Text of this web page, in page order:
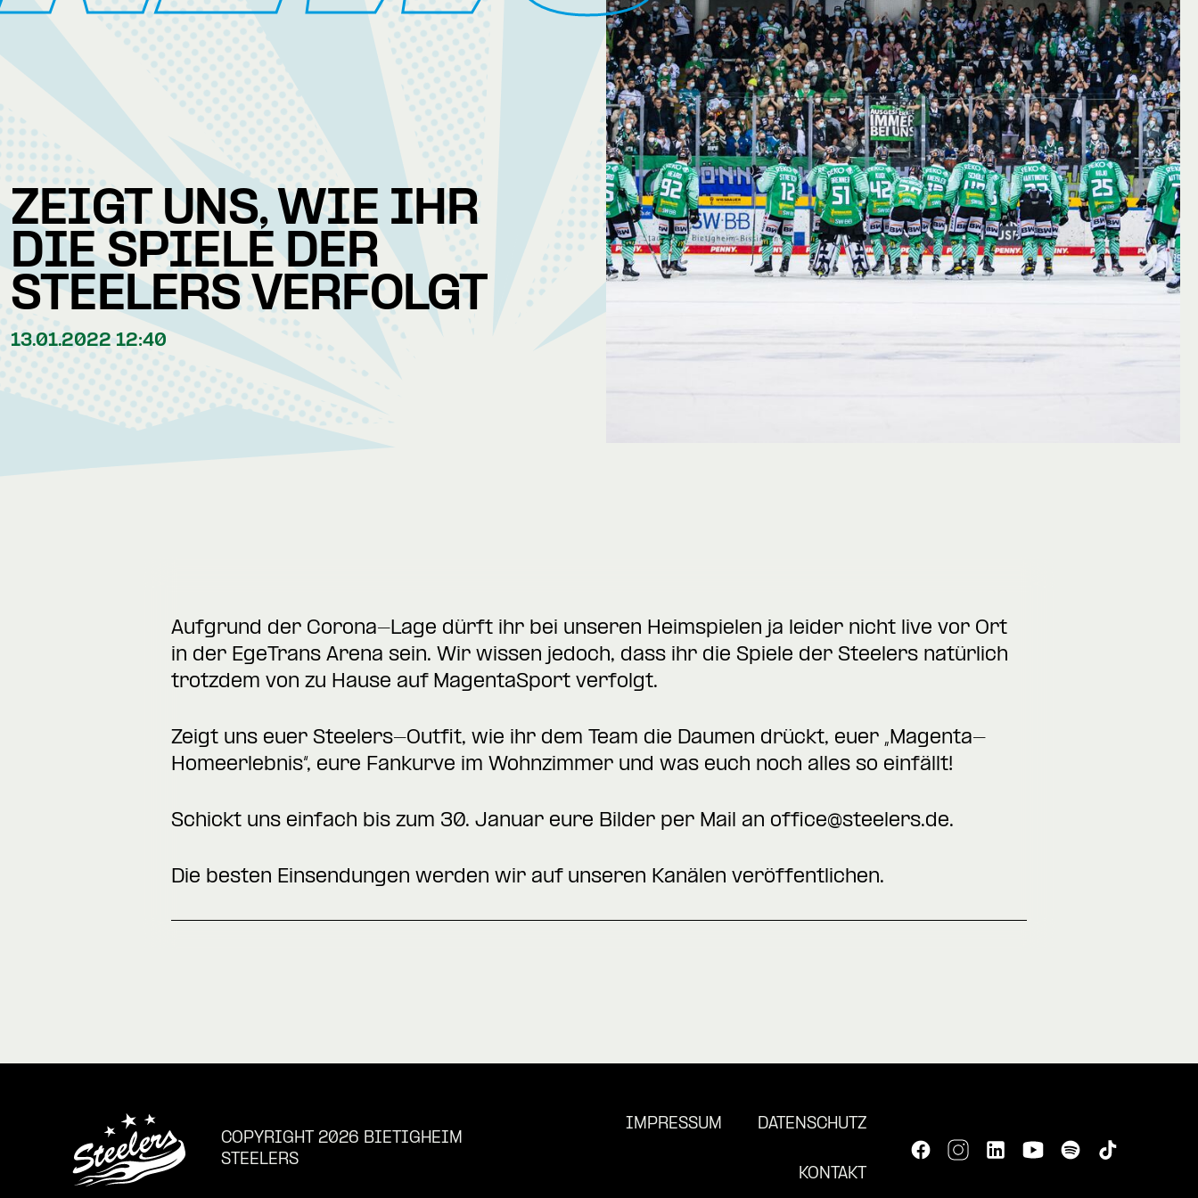
ZEIGT UNS, WIE IHR
DIE SPIELE DER
STEELERS VERFOLGT
13.01.2022 12:40
Aufgrund der Corona-Lage dürft ihr bei unseren Heimspielen ja leider nicht live vor Ort
in der EgeTrans Arena sein. Wir wissen jedoch, dass ihr die Spiele der Steelers natürlich
trotzdem von zu Hause auf MagentaSport verfolgt.
Zeigt uns euer Steelers-Outfit, wie ihr dem Team die Daumen drückt, euer „Magenta-
Homeerlebnis“, eure Fankurve im Wohnzimmer und was euch noch alles so einfällt!
Schickt uns einfach bis zum 30. Januar eure Bilder per Mail an office@steelers.de.
Die besten Einsendungen werden wir auf unseren Kanälen veröffentlichen.
COPYRIGHT 2026 BIETIGHEIM
STEELERS
IMPRESSUM DATENSCHUTZ
KONTAKT